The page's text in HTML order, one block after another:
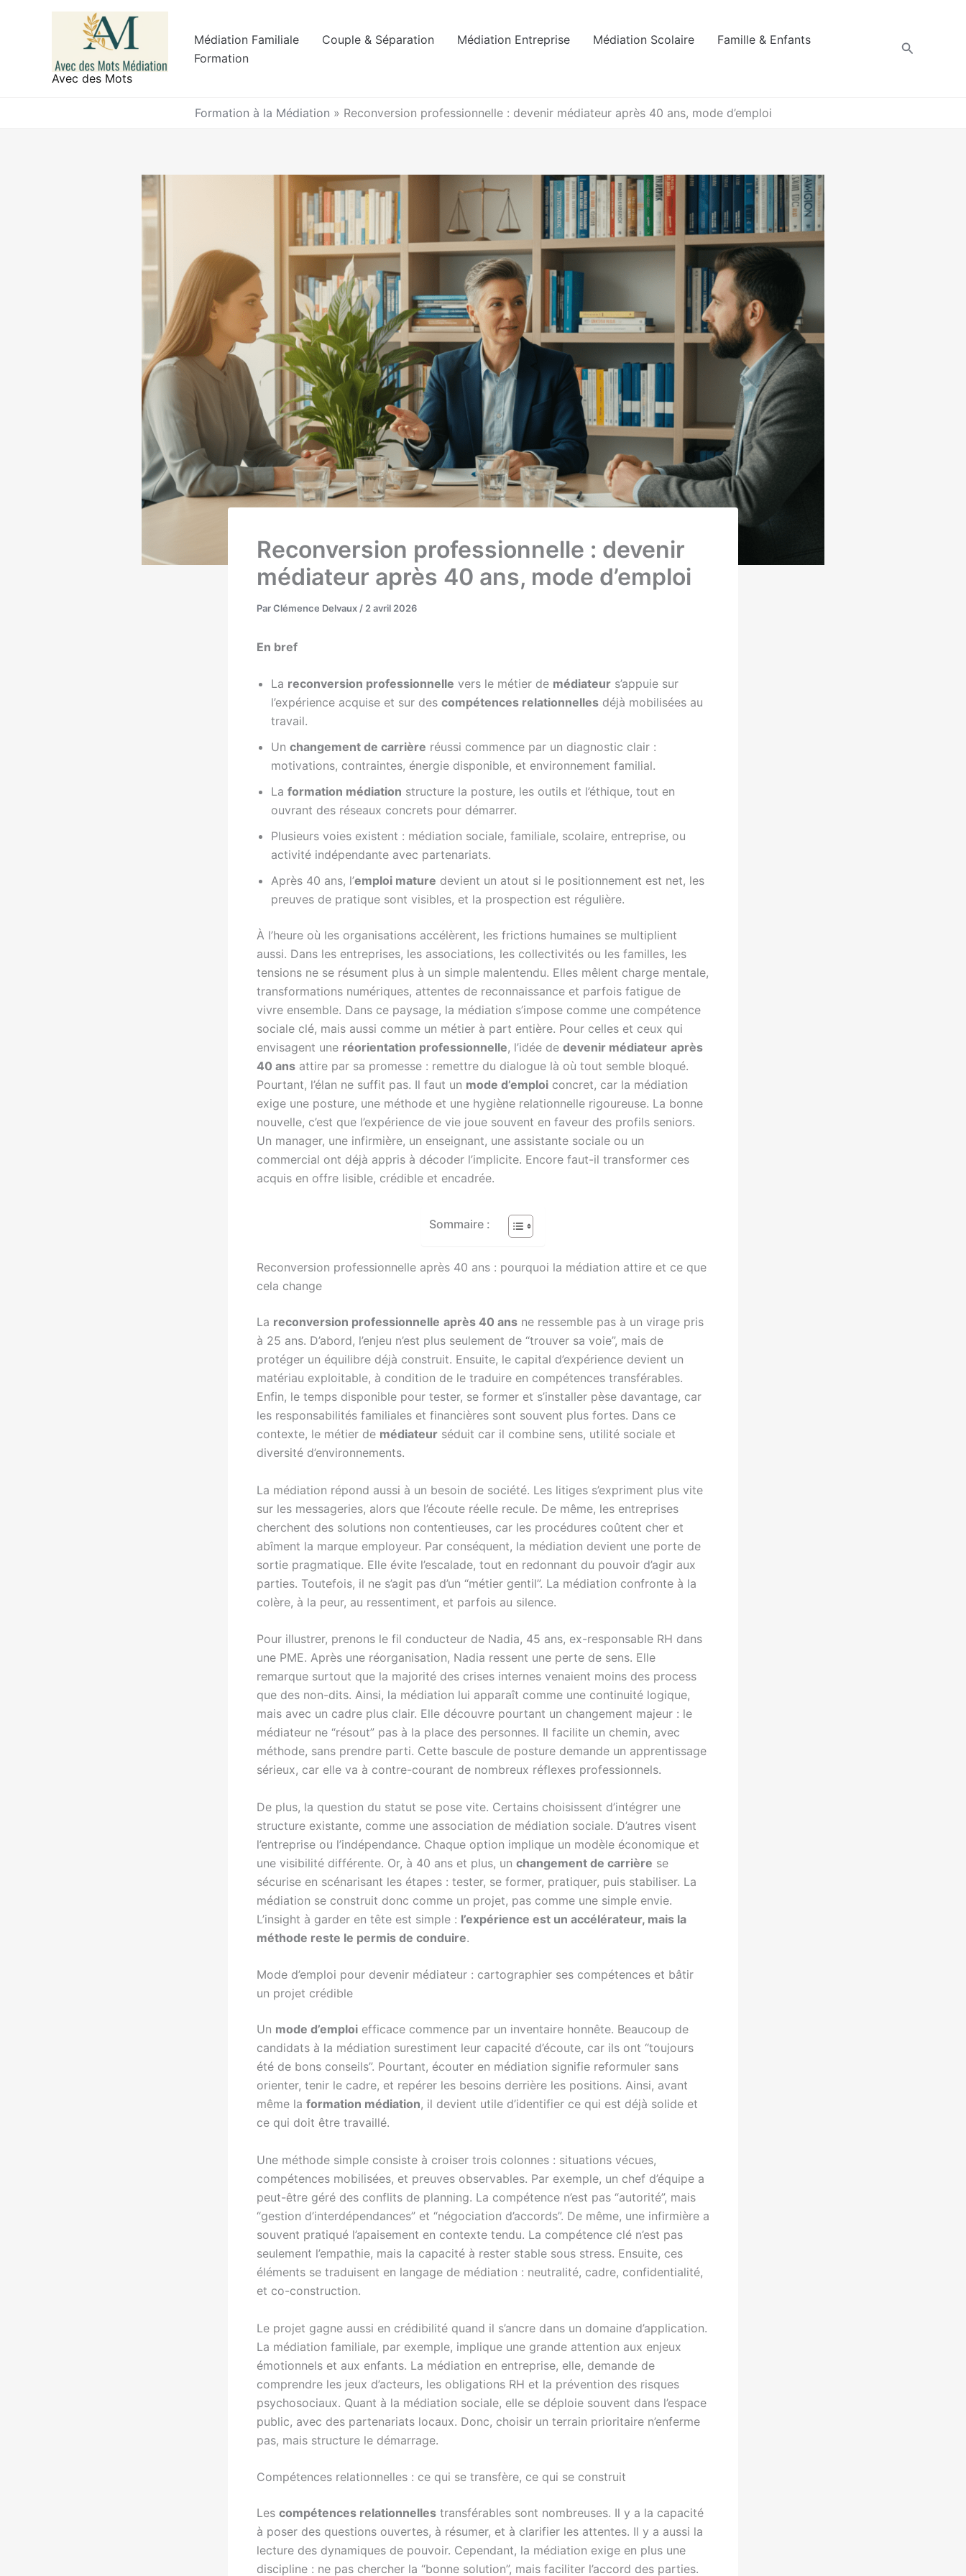
Avec des Mots
Médiation Familiale Couple & Séparation Médiation Entreprise Médiation Scolaire
Famille & Enfants
Formation
Formation à la Médiation » Reconversion professionnelle : devenir médiateur après 40 ans, mode d’emploi
Reconversion professionnelle : devenir
médiateur après 40 ans, mode d’emploi
ParClémence Delvaux / 2 avril 2026
En bref
La reconversion professionnelle vers le métier de médiateur s’appuie sur
l’expérience acquise et sur des compétences relationnelles déjà mobilisées au
travail.
Un changement de carrière réussi commence par un diagnostic clair :
motivations, contraintes, énergie disponible, et environnement familial.
La formation médiation structure la posture, les outils et l’éthique, tout en
ouvrant des réseaux concrets pour démarrer.
Plusieurs voies existent : médiation sociale, familiale, scolaire, entreprise, ou
activité indépendante avec partenariats.
Après 40 ans, l’emploi mature devient un atout si le positionnement est net, les
preuves de pratique sont visibles, et la prospection est régulière.
À l’heure où les organisations accélèrent, les frictions humaines se multiplient
aussi. Dans les entreprises, les associations, les collectivités ou les familles, les
tensions ne se résument plus à un simple malentendu. Elles mêlent charge mentale,
transformations numériques, attentes de reconnaissance et parfois fatigue de
vivre ensemble. Dans ce paysage, la médiation s’impose comme une compétence
sociale clé, mais aussi comme un métier à part entière. Pour celles et ceux qui
envisagent une réorientation professionnelle, l’idée de devenir médiateur après
40 ans attire par sa promesse : remettre du dialogue là où tout semble bloqué.
Pourtant, l’élan ne suffit pas. Il faut un mode d’emploi concret, car la médiation
exige une posture, une méthode et une hygiène relationnelle rigoureuse. La bonne
nouvelle, c’est que l’expérience de vie joue souvent en faveur des profils seniors.
Un manager, une infirmière, un enseignant, une assistante sociale ou un
commercial ont déjà appris à décoder l’implicite. Encore faut-il transformer ces
acquis en offre lisible, crédible et encadrée.
Sommaire :
Reconversion professionnelle après 40 ans : pourquoi la médiation attire et ce que
cela change
La reconversion professionnelle après 40 ans ne ressemble pas à un virage pris
à 25 ans. D’abord, l’enjeu n’est plus seulement de “trouver sa voie”, mais de
protéger un équilibre déjà construit. Ensuite, le capital d’expérience devient un
matériau exploitable, à condition de le traduire en compétences transférables.
Enfin, le temps disponible pour tester, se former et s’installer pèse davantage, car
les responsabilités familiales et financières sont souvent plus fortes. Dans ce
contexte, le métier de médiateur séduit car il combine sens, utilité sociale et
diversité d’environnements.
La médiation répond aussi à un besoin de société. Les litiges s’expriment plus vite
sur les messageries, alors que l’écoute réelle recule. De même, les entreprises
cherchent des solutions non contentieuses, car les procédures coûtent cher et
abîment la marque employeur. Par conséquent, la médiation devient une porte de
sortie pragmatique. Elle évite l’escalade, tout en redonnant du pouvoir d’agir aux
parties. Toutefois, il ne s’agit pas d’un “métier gentil”. La médiation confronte à la
colère, à la peur, au ressentiment, et parfois au silence.
Pour illustrer, prenons le fil conducteur de Nadia, 45 ans, ex-responsable RH dans
une PME. Après une réorganisation, Nadia ressent une perte de sens. Elle
remarque surtout que la majorité des crises internes venaient moins des process
que des non-dits. Ainsi, la médiation lui apparaît comme une continuité logique,
mais avec un cadre plus clair. Elle découvre pourtant un changement majeur : le
médiateur ne “résout” pas à la place des personnes. Il facilite un chemin, avec
méthode, sans prendre parti. Cette bascule de posture demande un apprentissage
sérieux, car elle va à contre-courant de nombreux réflexes professionnels.
De plus, la question du statut se pose vite. Certains choisissent d’intégrer une
structure existante, comme une association de médiation sociale. D’autres visent
l’entreprise ou l’indépendance. Chaque option implique un modèle économique et
une visibilité différente. Or, à 40 ans et plus, un changement de carrière se
sécurise en scénarisant les étapes : tester, se former, pratiquer, puis stabiliser. La
médiation se construit donc comme un projet, pas comme une simple envie.
L’insight à garder en tête est simple : l’expérience est un accélérateur, mais la
méthode reste le permis de conduire.
Mode d’emploi pour devenir médiateur : cartographier ses compétences et bâtir
un projet crédible
Un mode d’emploi efficace commence par un inventaire honnête. Beaucoup de
candidats à la médiation surestiment leur capacité d’écoute, car ils ont “toujours
été de bons conseils”. Pourtant, écouter en médiation signifie reformuler sans
orienter, tenir le cadre, et repérer les besoins derrière les positions. Ainsi, avant
même la formation médiation, il devient utile d’identifier ce qui est déjà solide et
ce qui doit être travaillé.
Une méthode simple consiste à croiser trois colonnes : situations vécues,
compétences mobilisées, et preuves observables. Par exemple, un chef d’équipe a
peut-être géré des conflits de planning. La compétence n’est pas “autorité”, mais
“gestion d’interdépendances” et “négociation d’accords”. De même, une infirmière a
souvent pratiqué l’apaisement en contexte tendu. La compétence clé n’est pas
seulement l’empathie, mais la capacité à rester stable sous stress. Ensuite, ces
éléments se traduisent en langage de médiation : neutralité, cadre, confidentialité,
et co-construction.
Le projet gagne aussi en crédibilité quand il s’ancre dans un domaine d’application.
La médiation familiale, par exemple, implique une grande attention aux enjeux
émotionnels et aux enfants. La médiation en entreprise, elle, demande de
comprendre les jeux d’acteurs, les obligations RH et la prévention des risques
psychosociaux. Quant à la médiation sociale, elle se déploie souvent dans l’espace
public, avec des partenariats locaux. Donc, choisir un terrain prioritaire n’enferme
pas, mais structure le démarrage.
Compétences relationnelles : ce qui se transfère, ce qui se construit
Les compétences relationnelles transférables sont nombreuses. Il y a la capacité
à poser des questions ouvertes, à résumer, et à clarifier les attentes. Il y a aussi la
lecture des dynamiques de pouvoir. Cependant, la médiation exige en plus une
discipline : ne pas chercher la “bonne solution”, mais faciliter l’accord des parties.